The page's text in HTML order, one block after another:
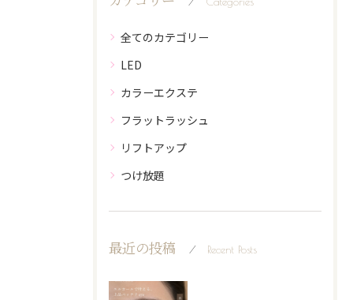
全てのカテゴリー
LED
カラーエクステ
フラットラッシュ
リフトアップ
つけ放題
最近の投稿 Recent Posts